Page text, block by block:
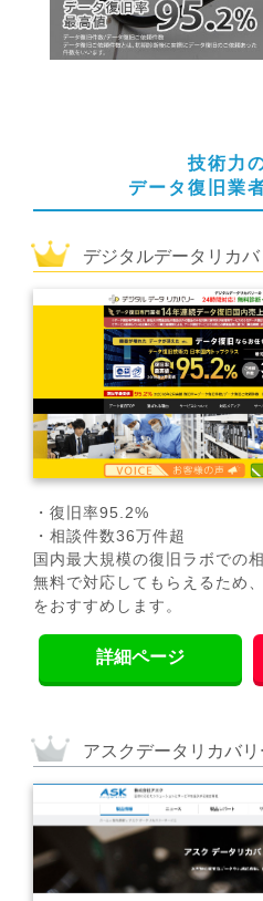
技術力
データ復旧業
デジタルデータリカバ
・復旧率95.2%
・相談件数36万件超
国内最大規模の復旧ラボでの
無料で対応してもらえるため
をおすすめします。
詳細ページ
アスクデータリカバリ